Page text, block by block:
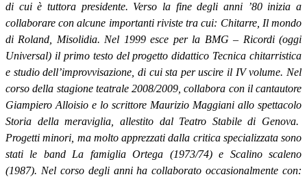
di cui è tuttora presidente. Verso la fine degli anni ’80 inizia a
collaborare con alcune importanti riviste tra cui: Chitarre, Il mondo
di Roland, Misolidia. Nel 1999 esce per la BMG – Ricordi (oggi
Universal) il primo testo del progetto didattico Tecnica chitarristica
e studio dell’improvvisazione, di cui sta per uscire il IV volume. Nel
corso della stagione teatrale 2008/2009, collabora con il cantautore
Giampiero Alloisio e lo scrittore Maurizio Maggiani allo spettacolo
Storia della meraviglia , allestito dal Teatro Stabile di Genova.
Progetti minori, ma molto apprezzati dalla critica specializzata sono
stati le band La famiglia Ortega (1973/74) e Scalino scaleno
(1987). Nel corso degli anni ha collaborato occasionalmente con: